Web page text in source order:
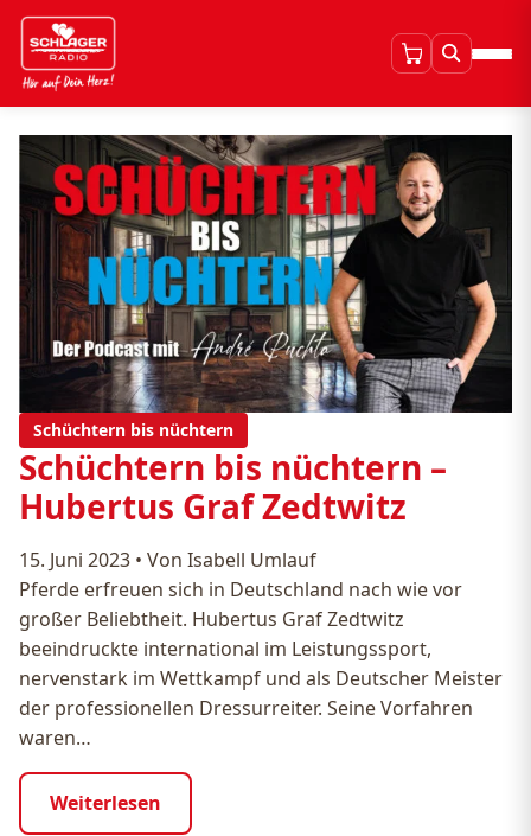
Schüchtern bis nüchtern
Schüchtern bis nüchtern –
Hubertus Graf Zedtwitz
15. Juni 2023 • Von Isabell Umlauf
Pferde erfreuen sich in Deutschland nach wie vor
großer Beliebtheit. Hubertus Graf Zedtwitz
beeindruckte international im Leistungssport,
nervenstark im Wettkampf und als Deutscher Meister
der professionellen Dressurreiter. Seine Vorfahren
waren…
Weiterlesen